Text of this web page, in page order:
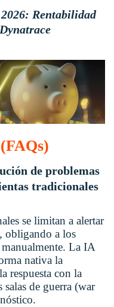
Rentabilidad
de problemas
tradicionales
se limitan a alertar
obligando a los
La IA
nativa la
respuesta con la
salas de guerra (war